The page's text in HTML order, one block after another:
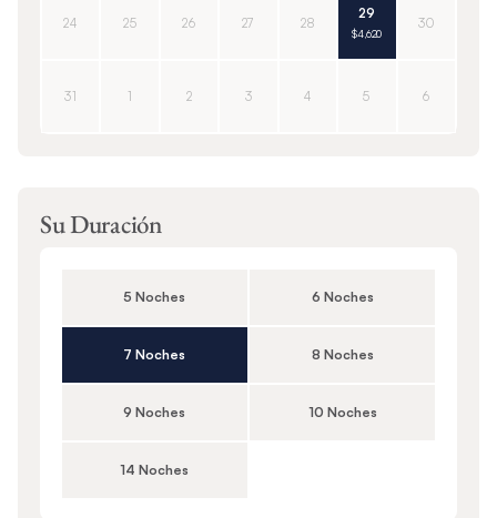
24 25 26 27 28
29
$4,620
30
31 1 2 3 4 5 6
Su Duración
5 Noches 6 Noches
7 Noches 8 Noches
9 Noches 10 Noches
14 Noches